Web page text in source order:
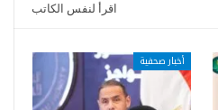
اقرأ لنفس الكاتب
أخبار صحفية